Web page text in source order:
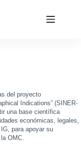
del proyecto
Indications” (SINER-
una base científica
económicas, legales,
para apoyar su
OMC.